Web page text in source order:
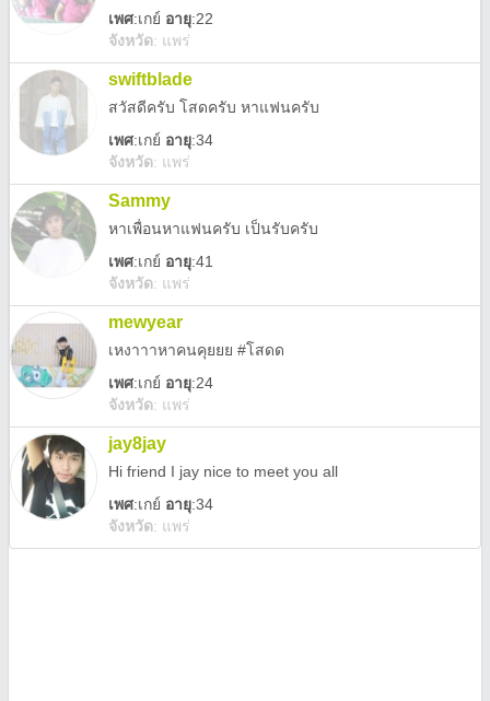
เพศ:เกย์ อายุ:22
จังหวัด: แพร่
swiftblade
สวัสดีครับ โสดครับ หาแฟนครับ
เพศ:เกย์ อายุ:34
จังหวัด: แพร่
Sammy
หาเพื่อนหาแฟนครับ เป็นรับครับ
เพศ:เกย์ อายุ:41
จังหวัด: แพร่
mewyear
เหงาาาหาคนคุยยย #โสดด
เพศ:เกย์ อายุ:24
จังหวัด: แพร่
jay8jay
Hi friend I jay nice to meet you all
เพศ:เกย์ อายุ:34
จังหวัด: แพร่